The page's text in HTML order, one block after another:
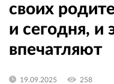
своих
и сегодня, и
впечатляют
19.09.2025 258